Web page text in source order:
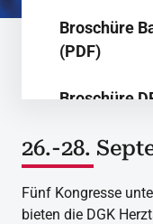
Broschüre
(PDF)
Broschüre
Broschüre
26.-28.
Fünf Kongresse
bieten die DGK